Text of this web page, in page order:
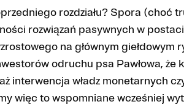
rozdziału? Spora (choć
rozwiązań pasywnych w
na głównym giełdowym
odruchu psa Pawłowa, że
interwencja władz monetarnych
więc to wspomniane wcześniej